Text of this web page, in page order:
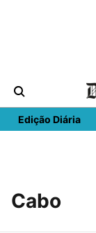
Edição Diária
Cabo